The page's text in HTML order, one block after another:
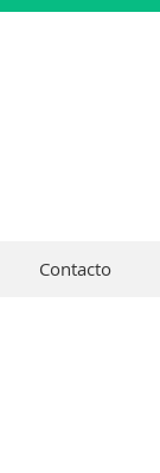
Contacto